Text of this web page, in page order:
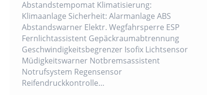
Abstandstempomat Klimatisierung:
Klimaanlage Sicherheit: Alarmanlage ABS
Abstandswarner Elektr. Wegfahrsperre ESP
Fernlichtassistent Gepäckraumabtrennung
Geschwindigkeitsbegrenzer Isofix Lichtsensor
Müdigkeitswarner Notbremsassistent
Notrufsystem Regensensor
Reifendruckkontrolle…